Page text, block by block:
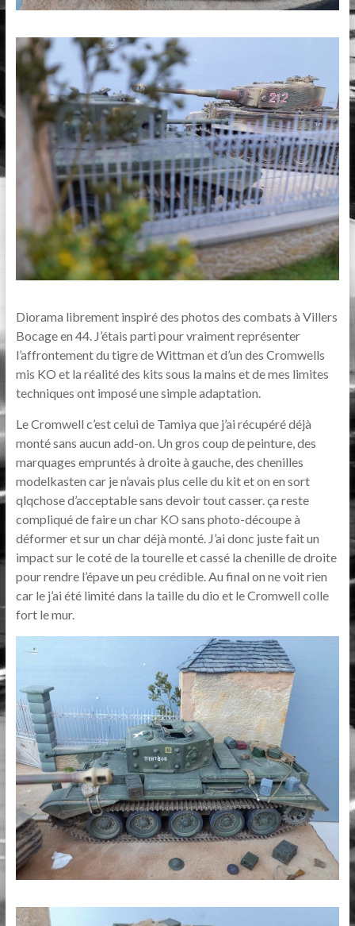
Diorama librement inspiré des photos des combats à Villers
Bocage en 44. J’étais parti pour vraiment représenter
l’affrontement du tigre de Wittman et d’un des Cromwells
mis KO et la réalité des kits sous la mains et de mes limites
techniques ont imposé une simple adaptation.
Le Cromwell c’est celui de Tamiya que j’ai récupéré déjà
monté sans aucun add-on. Un gros coup de peinture, des
marquages empruntés à droite à gauche, des chenilles
modelkasten car je n’avais plus celle du kit et on en sort
qlqchose d’acceptable sans devoir tout casser. ça reste
compliqué de faire un char KO sans photo-découpe à
déformer et sur un char déjà monté. J’ai donc juste fait un
impact sur le coté de la tourelle et cassé la chenille de droite
pour rendre l’épave un peu crédible. Au final on ne voit rien
car le j’ai été limité dans la taille du dio et le Cromwell colle
fort le mur.